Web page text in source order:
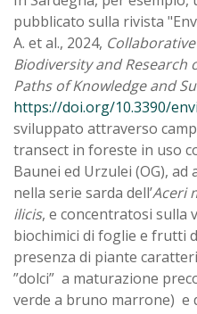
pubblicato sulla rivista
A. et al., 2024,
Biodiversity and Research
Paths of Knowledge and
https://doi.org/10.3390/
sviluppato attraverso
transect in foreste in uso
Baunei ed Urzulei (OG),
nella serie sarda dell’Aceri
ilicis, e concentratosi sulla
biochimici di foglie e frutti
presenza di piante
”dolci” a maturazione
verde a bruno marrone) e